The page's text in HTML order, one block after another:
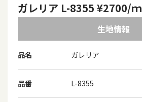
ガレリア L-8355 ¥2700/ｍ
生地情報
品名 ガレリア
品番 L-8355